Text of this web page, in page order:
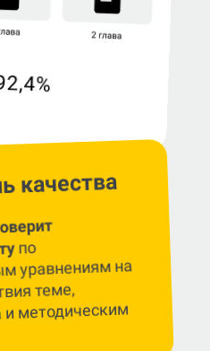
качества
по
уравнениям на
теме,
методическим